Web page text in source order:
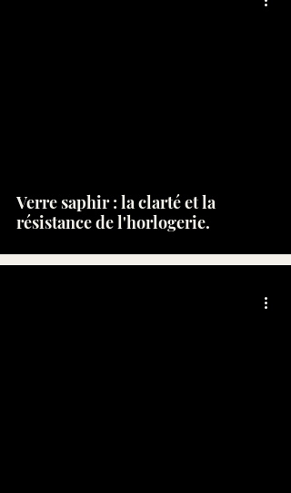
Verre saphir : la clarté et la
résistance de l'horlogerie.